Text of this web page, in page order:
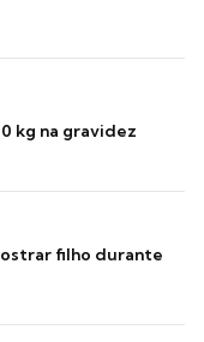
kg na gravidez
filho durante